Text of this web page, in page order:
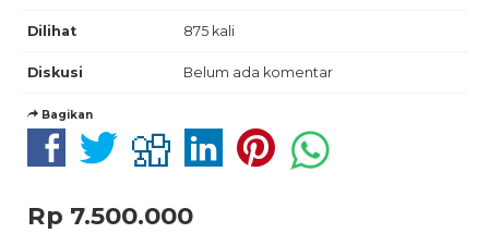
Dilihat 875 kali
Diskusi Belum ada komentar
Bagikan
Rp 7.500.000